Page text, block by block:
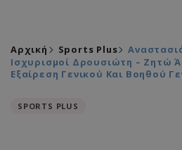
Αρχική Sports Plus
Ισχυρισμοί Δρουσιώτη – Ζητώ
Εξαίρεση Γενικού Και Βοηθού
SPORTS PLUS